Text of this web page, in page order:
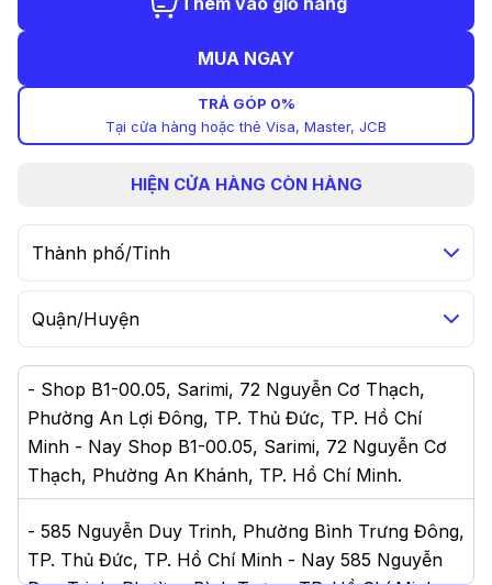
MUA NGAY
TRẢ GÓP 0%
Tại cửa hàng hoặc thẻ Visa, Master, JCB
HIỆN CỬA HÀNG CÒN HÀNG
Thành phố/Tỉnh
Quận/Huyện
- Shop B1-00.05, Sarimi, 72 Nguyễn Cơ Thạch,
Phường An Lợi Đông, TP. Thủ Đức, TP. Hồ Chí
Minh - Nay Shop B1-00.05, Sarimi, 72 Nguyễn Cơ
Thạch, Phường An Khánh, TP. Hồ Chí Minh.
- 585 Nguyễn Duy Trinh, Phường Bình Trưng Đông,
TP. Thủ Đức, TP. Hồ Chí Minh - Nay 585 Nguyễn